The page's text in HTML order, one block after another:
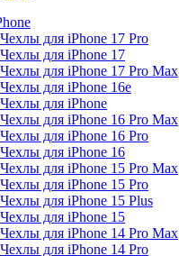
Чехлы для iPhone 17 Pro
Чехлы для iPhone 17
Чехлы для iPhone 17 Pro Max
Чехлы для iPhone 16e
Чехлы для iPhone
Чехлы для iPhone 16 Pro Max
Чехлы для iPhone 16 Pro
Чехлы для iPhone 16
Чехлы для iPhone 15 Pro Max
Чехлы для iPhone 15 Pro
Чехлы для iPhone 15 Plus
Чехлы для iPhone 15
Чехлы для iPhone 14 Pro Max
Чехлы для iPhone 14 Pro